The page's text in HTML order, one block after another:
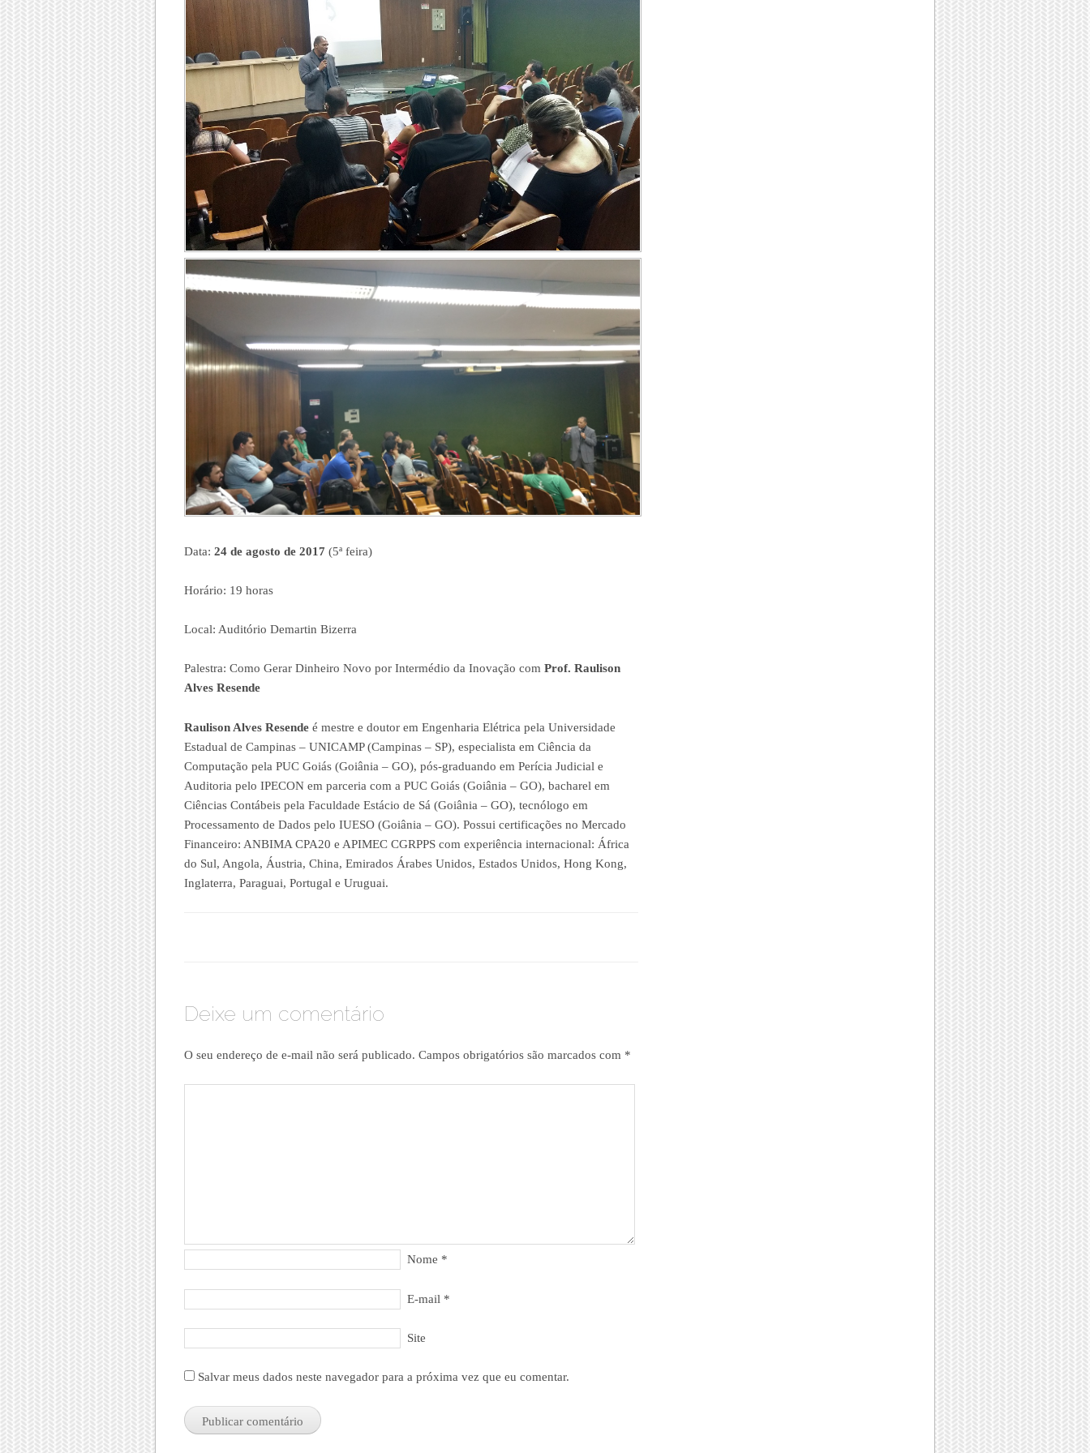
Data: 24 de agosto de 2017 (5ª feira)
Horário: 19 horas
Local: Auditório Demartin Bizerra
Palestra: Como Gerar Dinheiro Novo por Intermédio da Inovação com Prof. Raulison
Alves Resende
Raulison Alves Resende é mestre e doutor em Engenharia Elétrica pela Universidade
Estadual de Campinas – UNICAMP (Campinas – SP), especialista em Ciência da
Computação pela PUC Goiás (Goiânia – GO), pós-graduando em Perícia Judicial e
Auditoria pelo IPECON em parceria com a PUC Goiás (Goiânia – GO), bacharel em
Ciências Contábeis pela Faculdade Estácio de Sá (Goiânia – GO), tecnólogo em
Processamento de Dados pelo IUESO (Goiânia – GO). Possui certificações no Mercado
Financeiro: ANBIMA CPA20 e APIMEC CGRPPS com experiência internacional: África
do Sul, Angola, Áustria, China, Emirados Árabes Unidos, Estados Unidos, Hong Kong,
Inglaterra, Paraguai, Portugal e Uruguai.
Deixe um comentário
O seu endereço de e-mail não será publicado. Campos obrigatórios são marcados com *
Nome *
E-mail *
Site
Salvar meus dados neste navegador para a próxima vez que eu comentar.